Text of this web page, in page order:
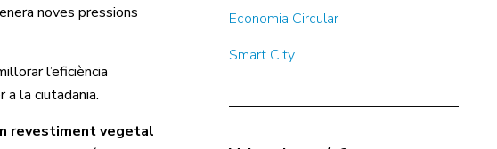
noves pressions
l’eficiència
la ciutadania.
revestiment vegetal
Economia Circular
Smart City